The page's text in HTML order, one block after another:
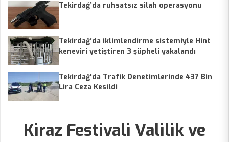
Tekirdağ’da ruhsatsız silah operasyonu
Tekirdağ’da iklimlendirme sistemiyle Hint
keneviri yetiştiren 3 şüpheli yakalandı
Tekirdağ'da Trafik Denetimlerinde 437 Bin
Lira Ceza Kesildi
Kiraz Festivali Valilik ve